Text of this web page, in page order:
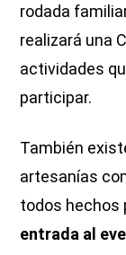
rodada
realizará una
actividades
participar.
También
artesanías
todos hechos
entrada al